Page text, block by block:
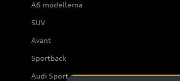
A6 modellerna
SUV
Avant
Sportback
Audi Sport